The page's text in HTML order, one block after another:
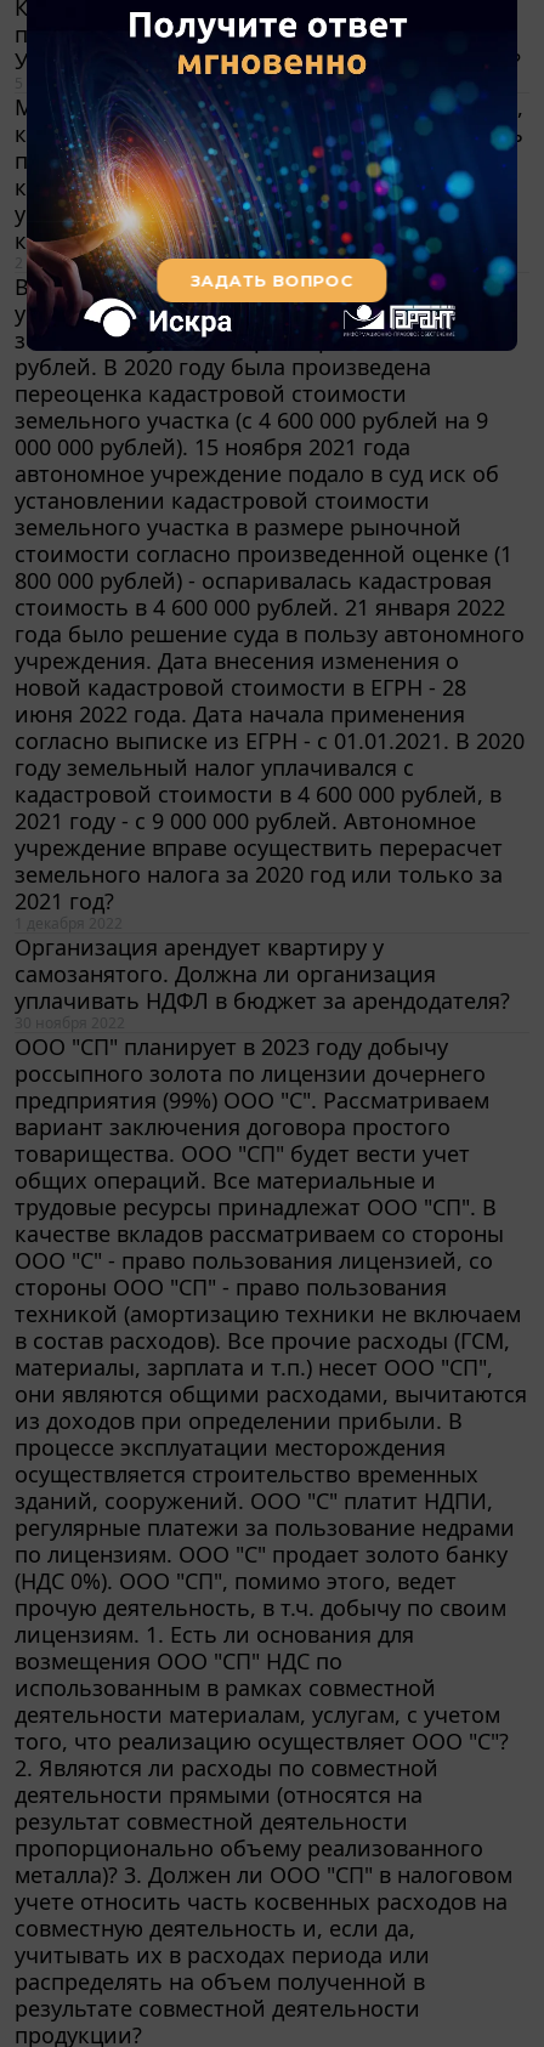
профессионального образования перейти на
УСН? Какие условия должны быть выполнены?
5 декабря 2022
Маркетплейс компенсирует стоимость товара,
который в силу разных причин не может быть
продан покупателю. В Уведомлении о
компенсации речь идет о компенсации
убытков комитента. Облагается ли НДС
компенсация товара?
2 декабря 2022
В автономном учреждении в 2016 году была
установлена кадастровая стоимость
земельного участка в размере 4 600 000
рублей. В 2020 году была произведена
переоценка кадастровой стоимости
земельного участка (с 4 600 000 рублей на 9
000 000 рублей). 15 ноября 2021 года
автономное учреждение подало в суд иск об
установлении кадастровой стоимости
земельного участка в размере рыночной
стоимости согласно произведенной оценке (1
800 000 рублей) - оспаривалась кадастровая
стоимость в 4 600 000 рублей. 21 января 2022
года было решение суда в пользу автономного
учреждения. Дата внесения изменения о
новой кадастровой стоимости в ЕГРН - 28
июня 2022 года. Дата начала применения
согласно выписке из ЕГРН - с 01.01.2021. В 2020
году земельный налог уплачивался с
кадастровой стоимости в 4 600 000 рублей, в
2021 году - с 9 000 000 рублей. Автономное
учреждение вправе осуществить перерасчет
земельного налога за 2020 год или только за
2021 год?
1 декабря 2022
самозанятого. Должна ли организация
уплачивать НДФЛ в бюджет за арендодателя?
30 ноября 2022
россыпного золота по лицензии дочернего
предприятия (99%) ООО "С". Рассматриваем
вариант заключения договора простого
товарищества. ООО "СП" будет вести учет
общих операций. Все материальные и
трудовые ресурсы принадлежат ООО "СП". В
качестве вкладов рассматриваем со стороны
ООО "С" - право пользования лицензией, со
стороны ООО "СП" - право пользования
техникой (амортизацию техники не включаем
в состав расходов). Все прочие расходы (ГСМ,
материалы, зарплата и т.п.) несет ООО "СП",
они являются общими расходами, вычитаются
из доходов при определении прибыли. В
процессе эксплуатации месторождения
осуществляется строительство временных
зданий, сооружений. ООО "С" платит НДПИ,
регулярные платежи за пользование недрами
по лицензиям. ООО "С" продает золото банку
(НДС 0%). ООО "СП", помимо этого, ведет
прочую деятельность, в т.ч. добычу по своим
лицензиям. 1. Есть ли основания для
возмещения ООО "СП" НДС по
использованным в рамках совместной
деятельности материалам, услугам, с учетом
того, что реализацию осуществляет ООО "С"?
2. Являются ли расходы по совместной
деятельности прямыми (относятся на
результат совместной деятельности
пропорционально объему реализованного
металла)? 3. Должен ли ООО "СП" в налоговом
учете относить часть косвенных расходов на
совместную деятельность и, если да,
учитывать их в расходах периода или
распределять на объем полученной в
результате совместной деятельности
продукции?
29 ноября 2022